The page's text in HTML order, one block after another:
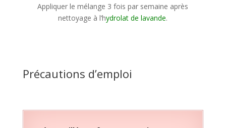
Appliquer le mélange 3 fois par semaine après
nettoyage à l’hydrolat de lavande.
Précautions d’emploi